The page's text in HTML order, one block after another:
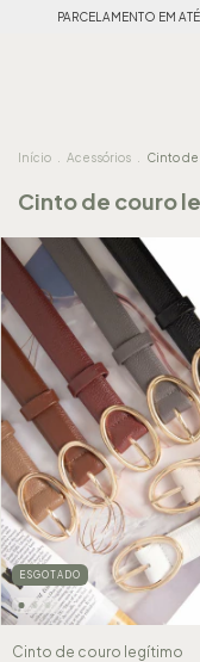
PARCELAMENTO EM
Início Acessórios Cinto
Cinto de couro
ESGOTADO
Cinto de couro legítimo